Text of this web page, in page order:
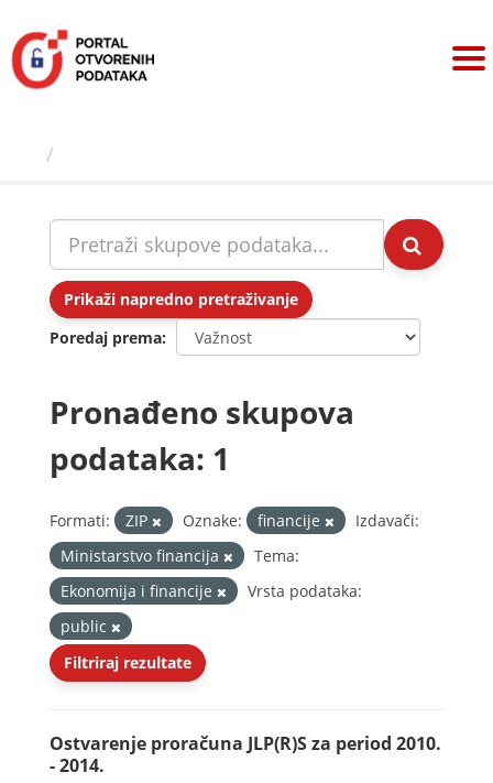
sadržaj
Prikaži napredno pretraživanje
Poredaj prema
Pronađeno skupova
podataka: 1
Formati: ZIP Oznake: financije
Izdavači:
Ministarstvo financija
Tema:
Ekonomija i financije
Vrsta podataka:
public
Filtriraj rezultate
Ostvarenje proračuna JLP(R)S za period 2010.
- 2014.